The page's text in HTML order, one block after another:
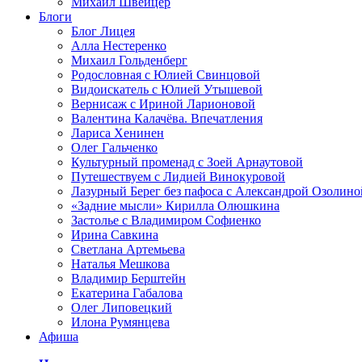
Блоги
Блог Лицея
Алла Нестеренко
Михаил Гольденберг
Родословная с Юлией Свинцовой
Видоискатель с Юлией Утышевой
Вернисаж с Ириной Ларионовой
Валентина Калачёва. Впечатления
Лариса Хенинен
Олег Гальченко
Культурный променад с Зоей Арнаутовой
Путешествуем с Лидией Винокуровой
Лазурный Берег без пафоса с Александрой
«Задние мысли» Кирилла Олюшкина
Застолье с Владимиром Софиенко
Ирина Савкина
Светлана Артемьева
Наталья Мешкова
Владимир Берштейн
Екатерина Габалова
Олег Липовецкий
Илона Румянцева
Афиша